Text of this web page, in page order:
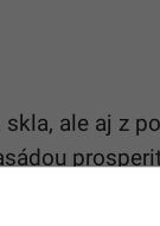
ale aj z